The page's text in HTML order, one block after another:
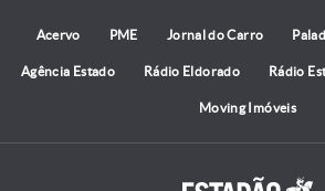
Acervo PME Jornal do Carro
Agência Estado Rádio Eldorado Rádio
Moving Imóveis